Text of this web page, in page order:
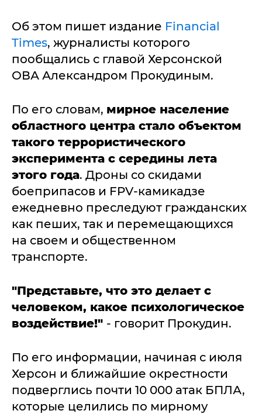
Об этом пишет издание Financial
Times, журналисты которого
пообщались с главой Херсонской
ОВА Александром Прокудиным.
По его словам, мирное население
областного центра стало объектом
такого террористического
эксперимента с середины лета
этого года. Дроны со скидами
боеприпасов и FPV-камикадзе
ежедневно преследуют гражданских
как пеших, так и перемещающихся
на своем и общественном
транспорте.
"Представьте, что это делает с
человеком, какое психологическое
воздействие!" - говорит Прокудин.
По его информации, начиная с июля
Херсон и ближайшие окрестности
подверглись почти 10 000 атак БПЛА,
которые целились по мирному